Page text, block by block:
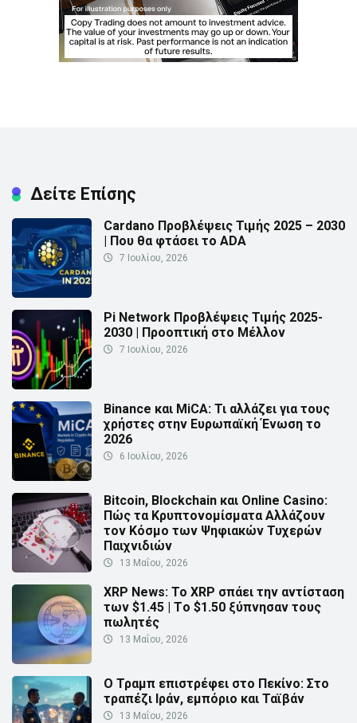
Δείτε Επίσης
Cardano Προβλέψεις Τιμής 2025 – 2030
| Που θα φτάσει το ADA
7 Ιουλίου, 2026
Pi Network Προβλέψεις Τιμής 2025-
2030 | Προοπτική στο Μέλλον
7 Ιουλίου, 2026
Binance και MiCA: Τι αλλάζει για τους
χρήστες στην Ευρωπαϊκή Ένωση το
2026
6 Ιουλίου, 2026
Bitcoin, Blockchain και Online Casino:
Πώς τα Κρυπτονομίσματα Αλλάζουν
τον Κόσμο των Ψηφιακών Τυχερών
Παιχνιδιών
13 Μαΐου, 2026
XRP News: Το XRP σπάει την αντίσταση
των $1.45 | Τo $1.50 ξύπνησαν τους
πωλητές
13 Μαΐου, 2026
Ο Τραμπ επιστρέφει στο Πεκίνο: Στο
τραπέζι Ιράν, εμπόριο και Ταϊβάν
13 Μαΐου, 2026